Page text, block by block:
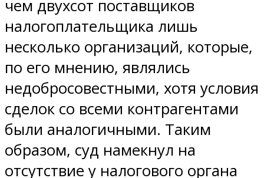
чем двухсот поставщиков
налогоплательщика лишь
несколько организаций, которые,
по его мнению, являлись
недобросовестными, хотя условия
сделок со всеми контрагентами
были аналогичными. Таким
образом, суд намекнул на
отсутствие у налогового органа